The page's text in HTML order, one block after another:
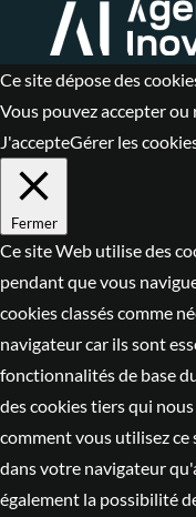
Ce site dépose des
Vous pouvez accepter
J'accepteGérer les
Fermer
Ce site Web utilise des
pendant que vous
cookies classés comme
navigateur car ils sont
fonctionnalités de base
des cookies tiers qui
comment vous utilisez ce
dans votre navigateur
également la possibilité